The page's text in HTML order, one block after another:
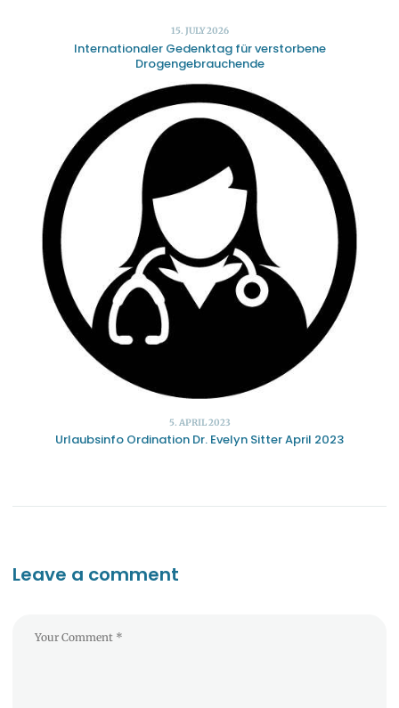
15. JULY 2026
Internationaler Gedenktag für verstorbene
Drogengebrauchende
5. APRIL 2023
Urlaubsinfo Ordination Dr. Evelyn Sitter April 2023
Leave a comment